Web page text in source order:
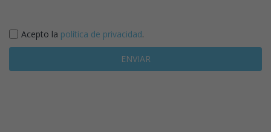
Acepto la política de privacidad.
ENVIAR